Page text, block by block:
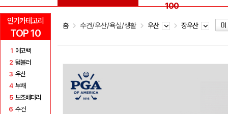
인기카테고리
TOP 10
1 에코백
2 텀블러
3 우산
4 부채
5 보조배터리
6 수건
100
홈 수건/우산/욕실/생활 우산 장우산